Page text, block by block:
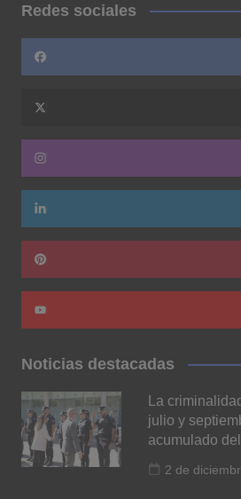
Redes sociales
Noticias destacadas
La
julio y
acumulado
2 de